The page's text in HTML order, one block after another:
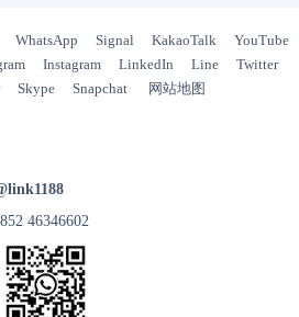
WhatsApp Signal KakaoTalk
YouTube
Instagram LinkedIn Line
Twitter
Skype Snapchat 网站地图
46346602